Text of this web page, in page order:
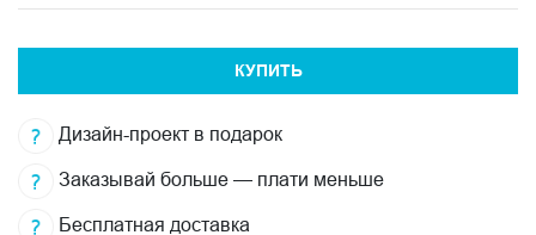
КУПИТЬ
Дизайн-проект в подарок
Заказывай больше — плати меньше
Бесплатная доставка